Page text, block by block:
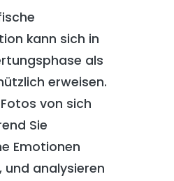
kann sich in
als
erweisen.
von sich
Sie
Emotionen
und analysieren